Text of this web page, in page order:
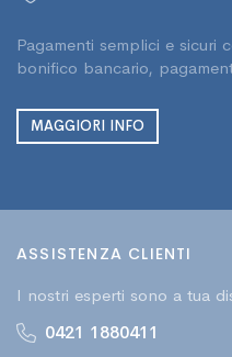
Pagamenti semplici e sicuri
bonifico bancario,
MAGGIORI INFO
ASSISTENZA CLIENTI
I nostri esperti sono a tua
0421 1880411